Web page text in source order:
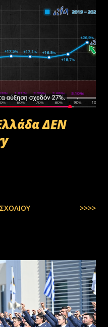
ΔΕΝ
>>>>